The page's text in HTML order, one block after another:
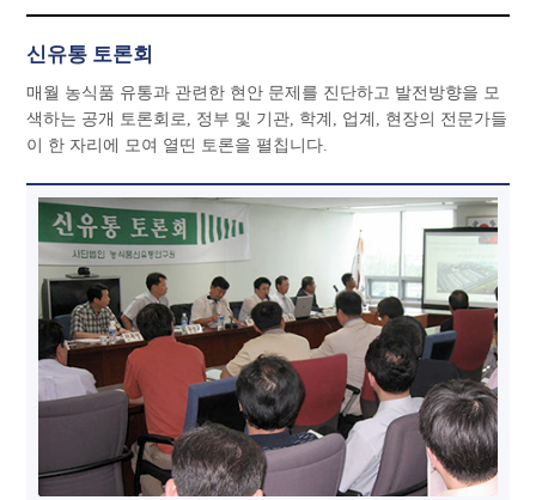
신유통 토론회
매월 농식품 유통과 관련한 현안 문제를 진단하고 발전방향을 모
색하는 공개 토론회로, 정부 및 기관, 학계, 업계, 현장의 전문가들
이 한 자리에 모여 열띤 토론을 펼칩니다.